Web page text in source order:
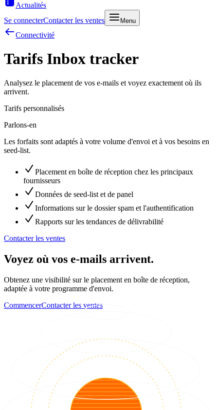
Actualités
Se connecterContacter les ventes Menu
Connectivité
Tarifs Inbox tracker
Analysez le placement de vos e-mails et voyez exactement où ils
arrivent.
Tarifs personnalisés
Parlons-en
Les forfaits sont adaptés à votre volume d'envoi et à vos besoins en
seed-list.
Placement en boîte de réception chez les principaux
fournisseurs
Données de seed-list et de panel
Informations sur le dossier spam et l'authentification
Rapports sur les tendances de délivrabilité
Contacter les ventes
Voyez où vos e-mails arrivent.
Obtenez une visibilité sur le placement en boîte de réception,
adaptée à votre programme d'envoi.
CommencerContacter les ventes